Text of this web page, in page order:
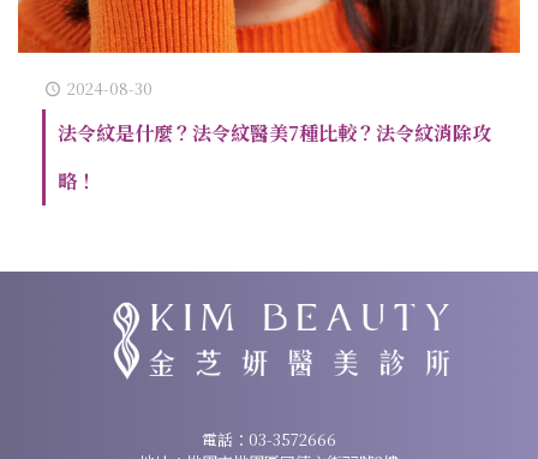
2024-08-30
法令紋是什麼？法令紋醫美7種比較？法令紋消除攻
略！
03-3572666地址：桃園市桃園區同德六街77號2樓
電話： 03-3572666